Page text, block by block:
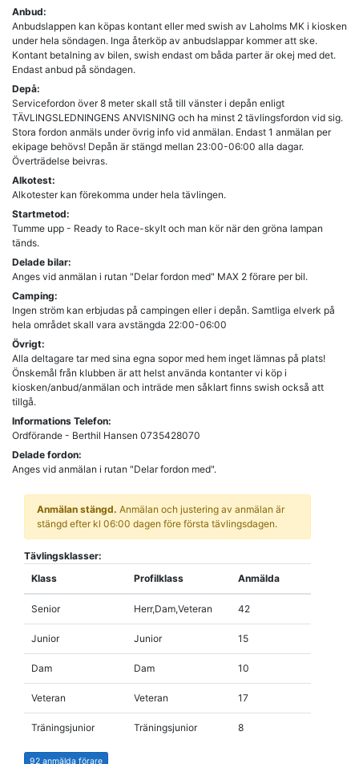
Anbud:
Anbudslappen kan köpas kontant eller med swish av Laholms MK i kiosken
under hela söndagen. Inga återköp av anbudslappar kommer att ske.
Kontant betalning av bilen, swish endast om båda parter är okej med det.
Endast anbud på söndagen.
Depå:
Servicefordon över 8 meter skall stå till vänster i depån enligt
TÄVLINGSLEDNINGENS ANVISNING och ha minst 2 tävlingsfordon vid sig.
Stora fordon anmäls under övrig info vid anmälan. Endast 1 anmälan per
ekipage behövs! Depån är stängd mellan 23:00-06:00 alla dagar.
Alkotest:
Alkotester kan förekomma under hela tävlingen.
Startmetod:
Tumme upp - Ready to Race-skylt och man kör när den gröna lampan
tänds.
Delade bilar:
Anges vid anmälan i rutan "Delar fordon med" MAX 2 förare per bil.
Camping:
Ingen ström kan erbjudas på campingen eller i depån. Samtliga elverk på
hela området skall vara avstängda 22:00-06:00
Övrigt:
Alla deltagare tar med sina egna sopor med hem inget lämnas på plats!
Önskemål från klubben är att helst använda kontanter vi köp i
kiosken/anbud/anmälan och inträde men såklart finns swish också att
tillgå.
Informations Telefon:
Ordförande - Berthil Hansen 0735428070
Delade fordon:
Anges vid anmälan i rutan "Delar fordon med".
Anmälan stängd. Anmälan och justering av anmälan är
stängd efter kl 06:00 dagen före första tävlingsdagen.
Tävlingsklasser:
Klass
Profilklass Anmälda
Senior Herr,Dam,Veteran 42
Junior Junior 15
Dam Dam 10
Veteran Veteran 17
Träningsjunior Träningsjunior 8
92 anmälda förare